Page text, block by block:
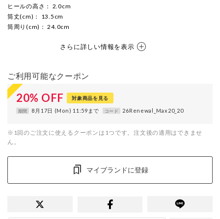
ヒールの高さ ： 2.0cm
筒丈(cm) ： 13.5cm
筒周り(cm) ： 24.0cm
さらに詳しい情報を表示
ご利用可能なクーポン
20% OFF 対象商品を見る
期間 8月17日 (Mon) 11:59まで コード 26Renewal_Max20_20
※1回のご注文に使えるクーポンは1つです。注文後の適用はできませ
ん。
マイブランドに登録